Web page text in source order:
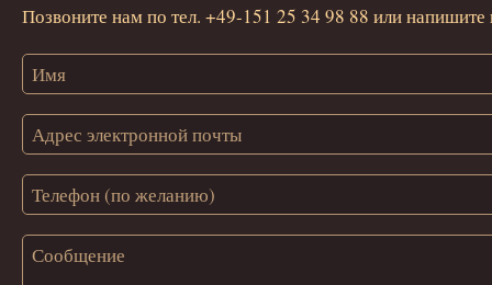
Позвоните нам по тел. +49-151 25 34 98 88 или